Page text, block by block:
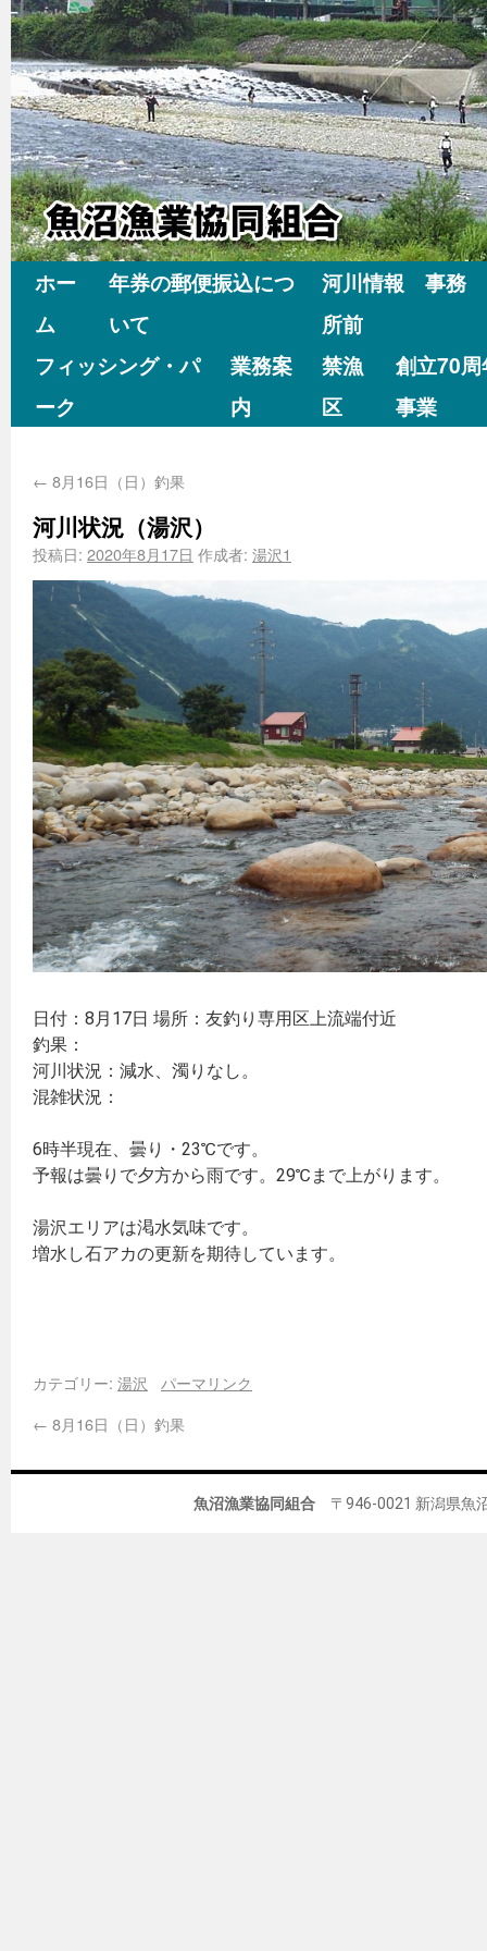
ホー
ム
年券の郵便振込につ
いて
河川情報 事務
所前
フィッシング・パ
ーク
業務案
内
禁漁
区
創立70
事業
← 8月16日（日）釣果
河川状況（湯沢）
投稿日: 2020年8月17日 作成者: 湯沢1
日付：8月17日 場所：友釣り専用区上流端付近
釣果：
河川状況：減水、濁りなし。
混雑状況：
6時半現在、曇り・23℃です。
予報は曇りで夕方から雨です。29℃まで上がります。
湯沢エリアは渇水気味です。
増水し石アカの更新を期待しています。
カテゴリー: 湯沢
パーマリンク
← 8月16日（日）釣果
魚沼漁業協同組合 〒946-0021 新潟県魚